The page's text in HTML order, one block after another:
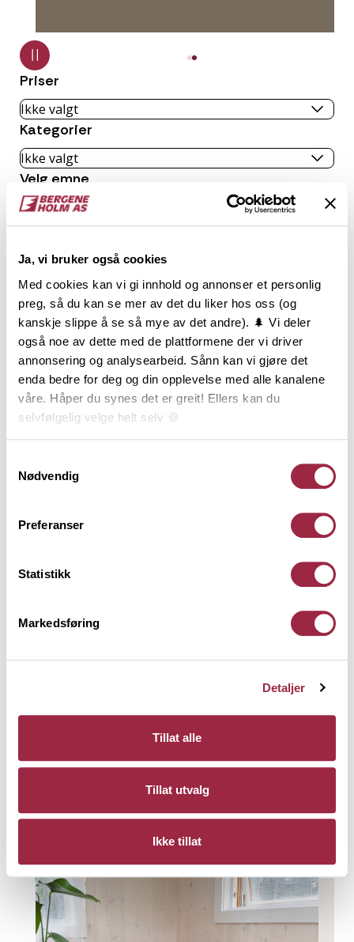
Ja, vi bruker også cookies
Med cookies kan vi gi innhold og annonser et personlig
preg, så du kan se mer av det du liker hos oss (og
kanskje slippe å se så mye av det andre). 🌲 Vi deler
også noe av dette med de plattformene der vi driver
annonsering og analysearbeid. Sånn kan vi gjøre det
enda bedre for deg og din opplevelse med alle kanalene
våre. Håper du synes det er greit! Ellers kan du
selvfølgelig velge helt selv 🍪
Nødvendig
Preferanser
Statistikk
Markedsføring
Detaljer
Tillat alle
Tillat utvalg
Ikke tillat
Priser
Kategorier
Velg emne
2inspirasjonsartikler
Naturhytta
Skuespiller Henrik Mestad hadde et
som er BRA NOK da han bygde hytta si i